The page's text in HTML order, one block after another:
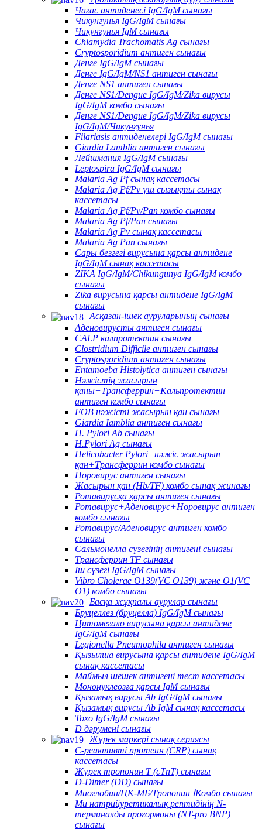
Чагас антиденесі IgG/IgM сынағы
Чикунгунья IgG/IgM сынағы
Чикунгунья IgM сынағы
Chlamydia Trachomatis Ag сынағы
Cryptosporidium антиген сынағы
Денге IgG/IgM сынағы
Денге IgG/IgM/NS1 антиген сынағы
Денге NS1 антиген сынағы
Денге NS1/Dengue IgG/IgM/Zika вирусы
IgG/IgM комбо сынағы
Денге NS1/Dengue IgG/IgM/Zika вирусы
IgG/IgM/Чикунгунья
Filariasis антиденелері IgG/IgM сынағы
Giardia Lamblia антиген сынағы
Лейшмания IgG/IgM сынағы
Leptospira IgG/IgM сынағы
Malaria Ag Pf сынақ кассетасы
Malaria Ag Pf/Pv үш сызықты сынақ
кассетасы
Malaria Ag Pf/Pv/Pan комбо сынағы
Malaria Ag Pf/Pan сынағы
Malaria Ag Pv сынақ кассетасы
Malaria Ag Pan сынағы
Сары безгегі вирусына қарсы антидене
IgG/IgM сынақ кассетасы
ZIKA IgG/IgM/Chikungunya IgG/IgM комбо
сынағы
Zika вирусына қарсы антидене IgG/IgM
сынағы
Асқазан-ішек ауруларының сынағы
Аденовирусты антиген сынағы
CALP калпротектин сынағы
Clostridium Difficile антиген сынағы
Cryptosporidium антиген сынағы
Entamoeba Histolytica антиген сынағы
Нәжістің жасырын
қаны+Трансферрин+Кальпротектин
антиген комбо сынағы
FOB нәжісті жасырын қан сынағы
Giardia Iamblia антиген сынағы
H. Pylori Ab сынағы
H.Pylori Ag сынағы
Helicobacter Pylori+нәжіс жасырын
қан+Трансферрин комбо сынағы
Норовирус антиген сынағы
Жасырын қан (Hb/TF) комбо сынақ жинағы
Ротавирусқа қарсы антиген сынағы
Ротавирус+Аденовирус+Норовирус антиген
комбо сынағы
Ротавирус/Аденовирус антиген комбо
сынағы
Сальмонелла сүзегінің антигені сынағы
Трансферрин TF сынағы
Іш сүзегі IgG/IgM сынағы
Vibro Cholerae O139(VC O139) және O1(VC
O1) комбо сынағы
Басқа жұқпалы аурулар сынағы
Бруцеллез (бруцелла) IgG/IgM сынағы
Цитомегало вирусына қарсы антидене
IgG/IgM сынағы
Legionella Pneumophila антиген сынағы
Қызылша вирусына қарсы антидене IgG/IgM
сынақ кассетасы
Маймыл шешек антигені тест кассетасы
Мононуклеозға қарсы IgM сынағы
Қызамық вирусы Ab IgG/IgM сынағы
Қызамық вирусы Ab IgM сынақ кассетасы
Toxo IgG/IgM сынағы
D дәрумені сынағы
Жүрек маркері сынақ сериясы
C-реактивті протеин (CRP) сынақ
кассетасы
Жүрек тропонин T (cTnT) сынағы
D-Dimer (DD) сынағы
Миоглобин/ЦК-МБ/Тропонин ⅠКомбо сынағы
Ми натрийуретикалық рептидінің N-
терминалды прогормоны (NT-pro BNP)
сынағы